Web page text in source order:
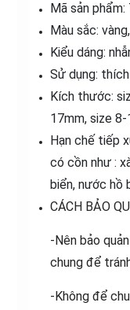
Mã sản
Màu sắc:
Kiểu dáng:
Sử dụng:
Kích thước:
17mm, size
Hạn chế tiếp
có cồn như :
biển, nước hồ
CÁCH BẢO
-Nên bảo
chung để
-Không để